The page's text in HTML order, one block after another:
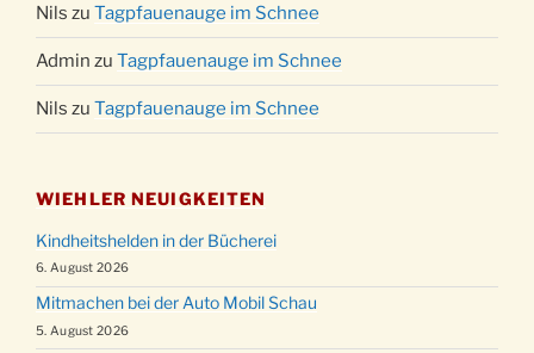
Nils zu Tagpfauenauge im Schnee
Admin zu Tagpfauenauge im Schnee
Nils zu Tagpfauenauge im Schnee
WIEHLER NEUIGKEITEN
Kindheitshelden in der Bücherei
6. August 2026
Mitmachen bei der Auto Mobil Schau
5. August 2026